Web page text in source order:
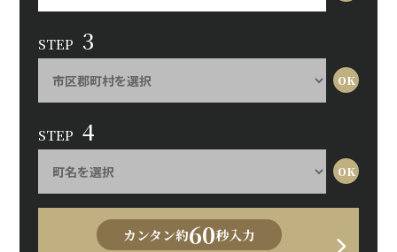
STEP 3
STEP 4
カンタン約60秒入力